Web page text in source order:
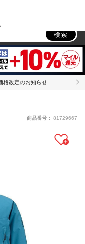
検索
格改定のお知らせ
商品番号： 81729667